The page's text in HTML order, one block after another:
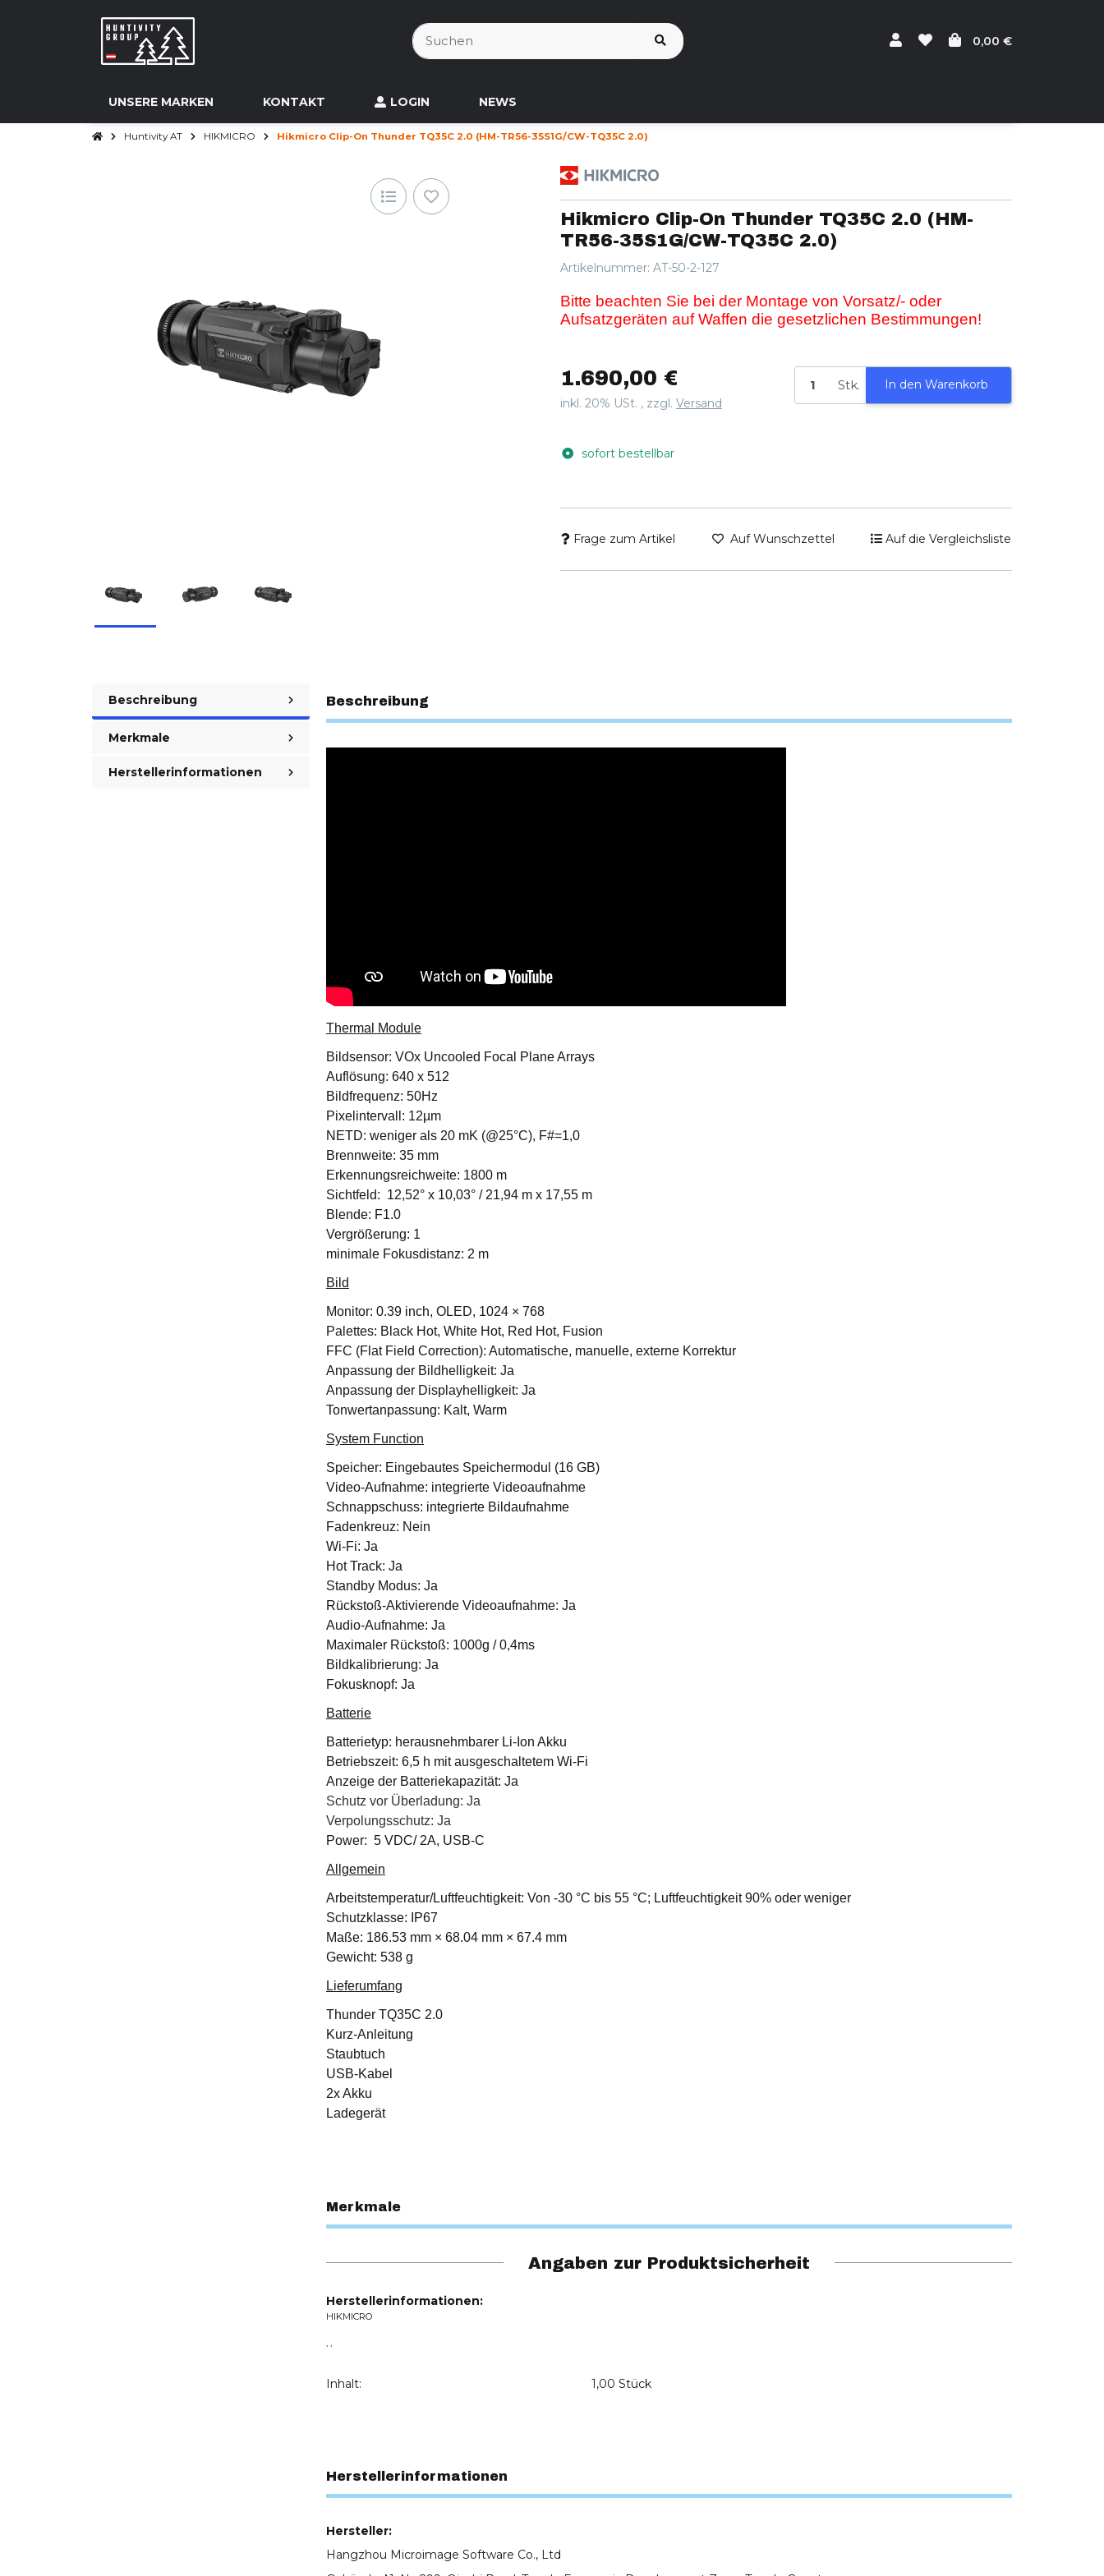
0,00 €
UNSERE MARKEN KONTAKT LOGIN NEWS
Huntivity AT HIKMICRO Hikmicro Clip-On Thunder TQ35C 2.0 (HM-TR56-35S1G/CW-TQ35C 2.0)
Hikmicro Clip-On Thunder TQ35C 2.0 (HM-
TR56-35S1G/CW-TQ35C 2.0)
Artikelnummer: AT-50-2-127
Bitte beachten Sie bei der Montage von Vorsatz/- oder
Aufsatzgeräten auf Waffen die gesetzlichen Bestimmungen!
1.690,00 €
inkl. 20% USt. , zzgl. Versand
sofort bestellbar
Stk. In den Warenkorb
Frage zum Artikel Auf Wunschzettel Auf die Vergleichsliste
Beschreibung
Merkmale
Herstellerinformationen
Beschreibung
Thermal Module
Bildsensor: VOx Uncooled Focal Plane Arrays
Auflösung: 640 x 512
Bildfrequenz: 50Hz
Pixelintervall: 12µm
NETD: weniger als 20 mK (@25°C), F#=1,0
Brennweite: 35 mm
Erkennungsreichweite: 1800 m
Sichtfeld: 12,52° x 10,03° / 21,94 m x 17,55 m
Blende: F1.0
Vergrößerung: 1
minimale Fokusdistanz: 2 m
Bild
Monitor: 0.39 inch, OLED, 1024 × 768
Palettes: Black Hot, White Hot, Red Hot, Fusion
FFC (Flat Field Correction): Automatische, manuelle, externe Korrektur
Anpassung der Bildhelligkeit: Ja
Anpassung der Displayhelligkeit: Ja
Tonwertanpassung: Kalt, Warm
System Function
Speicher: Eingebautes Speichermodul (16 GB)
Video-Aufnahme: integrierte Videoaufnahme
Schnappschuss: integrierte Bildaufnahme
Fadenkreuz: Nein
Wi-Fi: Ja
Hot Track: Ja
Standby Modus: Ja
Rückstoß-Aktivierende Videoaufnahme: Ja
Audio-Aufnahme: Ja
Maximaler Rückstoß: 1000g / 0,4ms
Bildkalibrierung: Ja
Fokusknopf: Ja
Batterie
Batterietyp: herausnehmbarer Li-Ion Akku
Betriebszeit: 6,5 h mit ausgeschaltetem Wi-Fi
Anzeige der Batteriekapazität: Ja
Schutz vor Überladung: Ja
Verpolungsschutz: Ja
Power: 5 VDC/ 2A, USB-C
Allgemein
Arbeitstemperatur/Luftfeuchtigkeit: Von -30 °C bis 55 °C; Luftfeuchtigkeit 90% oder weniger
Schutzklasse: IP67
Maße: 186.53 mm × 68.04 mm × 67.4 mm
Gewicht: 538 g
Lieferumfang
Thunder TQ35C 2.0
Kurz-Anleitung
Staubtuch
USB-Kabel
2x Akku
Ladegerät
Merkmale
Angaben zur Produktsicherheit
Herstellerinformationen:
HIKMICRO
Inhalt: 1,00 Stück
Herstellerinformationen
Hersteller:
Hangzhou Microimage Software Co., Ltd